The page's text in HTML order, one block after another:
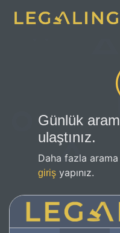
Günlük
ulaştınız.
Daha fazla
giriş yapınız.